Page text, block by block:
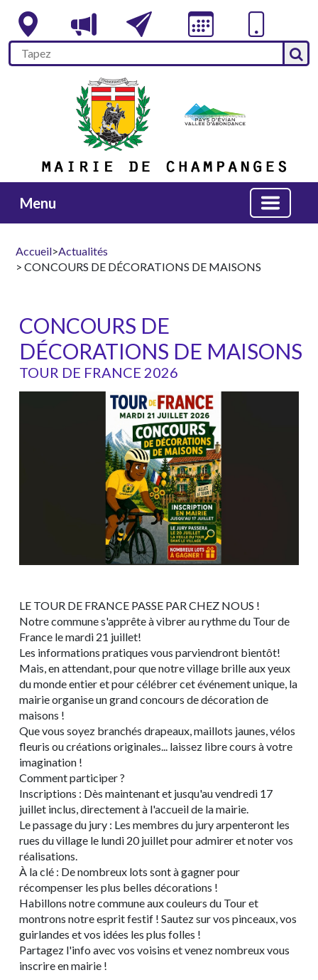
Menu
Accueil>Actualités
> CONCOURS DE DÉCORATIONS DE MAISONS
CONCOURS DE
DÉCORATIONS DE MAISONS
TOUR DE FRANCE 2026
LE TOUR DE FRANCE PASSE PAR CHEZ NOUS !
Notre commune s'apprête à vibrer au rythme du Tour de
France le mardi 21 juillet!
Les informations pratiques vous parviendront bientôt!
Mais, en attendant, pour que notre village brille aux yeux
du monde entier et pour célébrer cet événement unique, la
mairie organise un grand concours de décoration de
maisons !
Que vous soyez branchés drapeaux, maillots jaunes, vélos
fleuris ou créations originales... laissez libre cours à votre
imagination !
Comment participer ?
Inscriptions : Dès maintenant et jusqu'au vendredi 17
juillet inclus, directement à l'accueil de la mairie.
Le passage du jury : Les membres du jury arpenteront les
rues du village le lundi 20 juillet pour admirer et noter vos
réalisations.
À la clé : De nombreux lots sont à gagner pour
récompenser les plus belles décorations !
Habillons notre commune aux couleurs du Tour et
montrons notre esprit festif ! Sautez sur vos pinceaux, vos
guirlandes et vos idées les plus folles !
Partagez l'info avec vos voisins et venez nombreux vous
inscrire en mairie !